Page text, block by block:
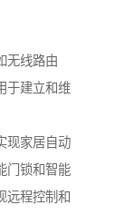
无线路由
于建立和维
现家居自动
门锁和智能
远程控制和